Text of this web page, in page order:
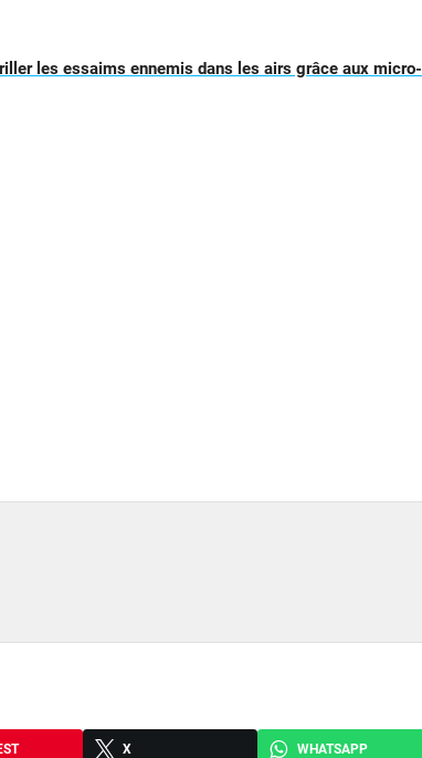
les essaims ennemis dans les airs grâce aux micro-
X WHATSAPP